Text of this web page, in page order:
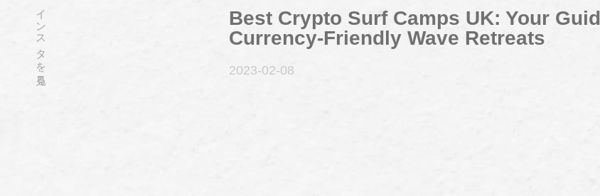
インスタを見る
Best Crypto Surf Camps UK: Your
Currency-Friendly Wave Retreats
2023-02-08